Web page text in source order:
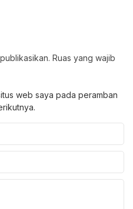
Ruas yang wajib
web saya pada peramban